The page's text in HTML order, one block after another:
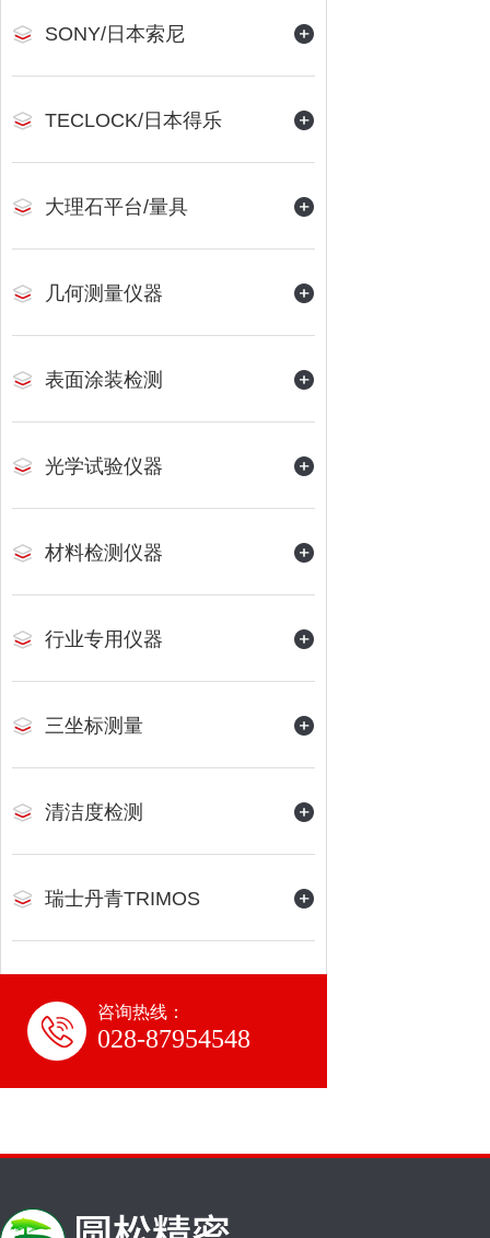
SONY/日本索尼
TECLOCK/日本得乐
大理石平台/量具
几何测量仪器
表面涂装检测
光学试验仪器
材料检测仪器
行业专用仪器
三坐标测量
清洁度检测
瑞士丹青TRIMOS
咨询热线：
028-87954548